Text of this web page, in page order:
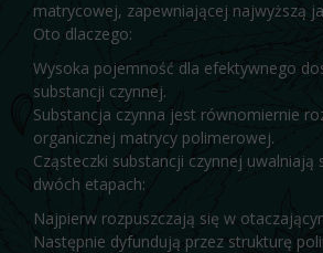
matrycowej, zapewniającej najwyższą
Oto dlaczego:
Wysoka pojemność dla efektywnego
substancji czynnej.
Substancja czynna jest równomiernie
organicznej matrycy polimerowej.
Cząsteczki substancji czynnej uwalniają
dwóch etapach:
Najpierw rozpuszczają się w
Następnie dyfundują przez strukturę